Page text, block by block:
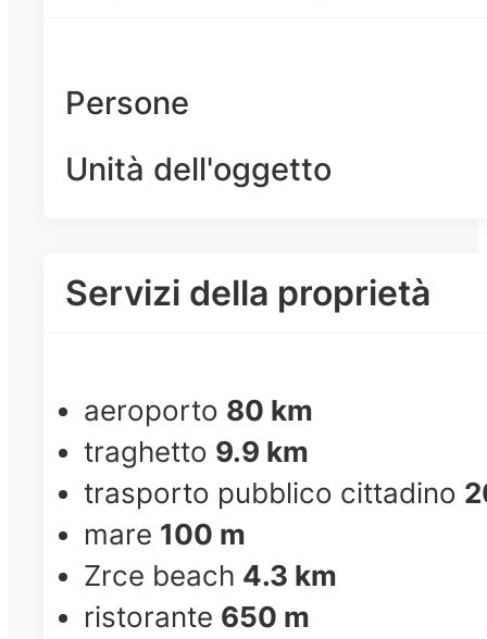
Persone
Unità dell'oggetto
Servizi della proprietà
aeroporto 80 km
traghetto 9.9 km
trasporto pubblico cittadino
mare 100 m
Zrce beach 4.3 km
ristorante 650 m